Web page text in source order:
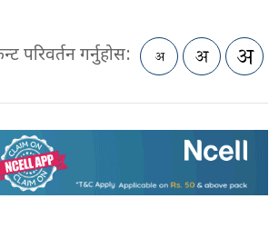
परिवर्तन गर्नुहोस: